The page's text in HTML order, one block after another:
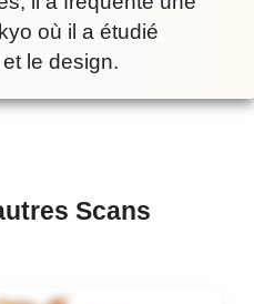
où il a étudié
et le design.
Scans